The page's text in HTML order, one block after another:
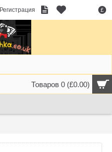
£
Регистрация
Товаров 0 (£0.00)